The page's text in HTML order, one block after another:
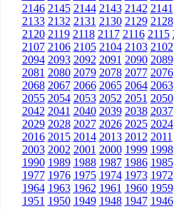
2146 2145 2144 2143 2142 2141
2133 2132 2131 2130 2129 2128
2120 2119 2118 2117 2116 2115
2107 2106 2105 2104 2103 2102
2094 2093 2092 2091 2090 2089
2081 2080 2079 2078 2077 2076
2068 2067 2066 2065 2064 2063
2055 2054 2053 2052 2051 2050
2042 2041 2040 2039 2038 2037
2029 2028 2027 2026 2025 2024
2016 2015 2014 2013 2012 2011
2003 2002 2001 2000 1999 1998
1990 1989 1988 1987 1986 1985
1977 1976 1975 1974 1973 1972
1964 1963 1962 1961 1960 1959
1951 1950 1949 1948 1947 1946